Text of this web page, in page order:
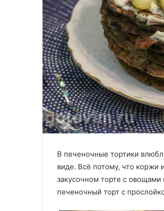
В печеночные тортики
виде. Всё потому, что коржи
закусочном торте с овощами
печеночный торт с